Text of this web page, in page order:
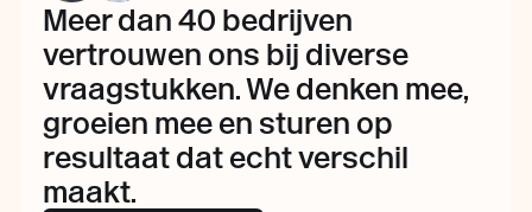
Meer dan 40 bedrijven
vertrouwen ons bij diverse
vraagstukken. We denken mee,
groeien mee en sturen op
resultaat dat echt verschil
maakt.